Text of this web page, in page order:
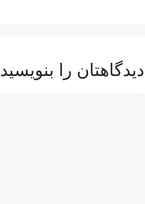
دیدگاهتان را بنویسید